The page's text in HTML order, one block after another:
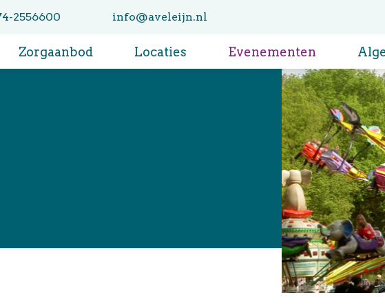
2556600
info@aveleijn.nl
Zorgaanbod Locaties Evenementen